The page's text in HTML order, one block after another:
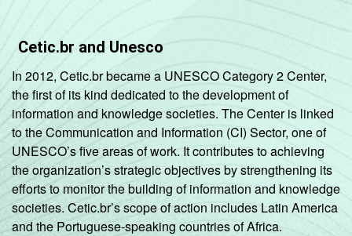
Cetic.br and Unesco
In 2012, Cetic.br became a UNESCO Category 2 Center,
the first of its kind dedicated to the development of
information and knowledge societies. The Center is linked
to the Communication and Information (CI) Sector, one of
UNESCO’s five areas of work. It contributes to achieving
the organization’s strategic objectives by strengthening its
efforts to monitor the building of information and knowledge
societies. Cetic.br’s scope of action includes Latin America
and the Portuguese-speaking countries of Africa.